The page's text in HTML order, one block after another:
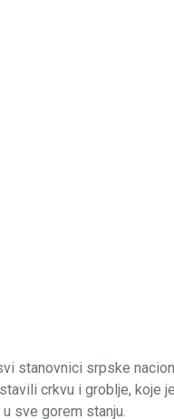
stanovnici srpske
crkvu i groblje, koje
sve gorem stanju.